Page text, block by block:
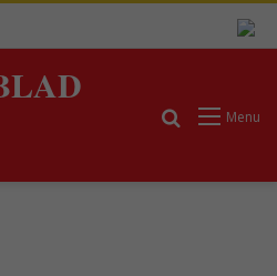
Menu
Search for